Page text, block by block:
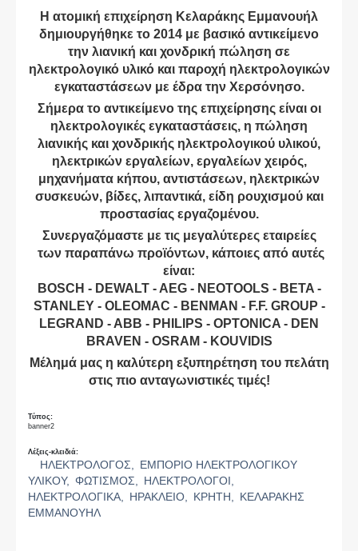
Η ατομική επιχείρηση Κελαράκης Εμμανουήλ
δημιουργήθηκε το 2014 με βασικό αντικείμενο
την λιανική και χονδρική πώληση σε
ηλεκτρολογικό υλικό και παροχή ηλεκτρολογικών
εγκαταστάσεων με έδρα την Χερσόνησο.
Σήμερα το αντικείμενο της επιχείρησης είναι οι
ηλεκτρολογικές εγκαταστάσεις, η πώληση
λιανικής και χονδρικής ηλεκτρολογικού υλικού,
ηλεκτρικών εργαλείων, εργαλείων χειρός,
μηχανήματα κήπου, αντιστάσεων, ηλεκτρικών
συσκευών, βίδες, λιπαντικά, είδη ρουχισμού και
προστασίας εργαζομένου.
Συνεργαζόμαστε με τις μεγαλύτερες εταιρείες
των παραπάνω προϊόντων, κάποιες από αυτές
είναι:
BOSCH - DEWALT - AEG - NEOTOOLS - BETA -
STANLEY - OLEOMAC - BENMAN - F.F. GROUP -
LEGRAND - ABB - PHILIPS - OPTONICA - DEN
BRAVEN - OSRAM - KOUVIDIS
Μέλημά μας η καλύτερη εξυπηρέτηση του πελάτη
στις πιο ανταγωνιστικές τιμές!
Τύπος:
banner2
Λέξεις-κλειδιά:
ΗΛΕΚΤΡΟΛΟΓΟΣ,
ΕΜΠΟΡΙΟ ΗΛΕΚΤΡΟΛΟΓΙΚΟΥ
ΥΛΙΚΟΥ, ΦΩΤΙΣΜΟΣ,
ΗΛΕΚΤΡΟΛΟΓΟΙ,
ΗΛΕΚΤΡΟΛΟΓΙΚΑ,
ΗΡΑΚΛΕΙΟ, ΚΡΗΤΗ,
ΚΕΛΑΡΑΚΗΣ
ΕΜΜΑΝΟΥΗΛ